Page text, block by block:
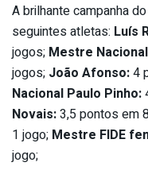
A brilhante campanha
seguintes atletas: Luís
jogos; Mestre
jogos; João Afonso:4
Nacional Paulo Pinho:
Novais:3,5 pontos em
1 jogo; Mestre FIDE
jogo;